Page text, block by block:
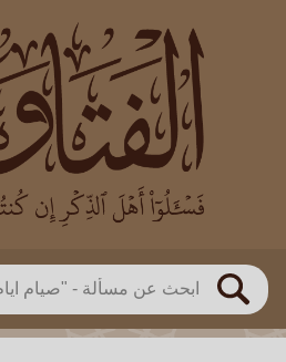
بحث
العالم
بن باز
بن العثيمين
اللجنة الدائمة